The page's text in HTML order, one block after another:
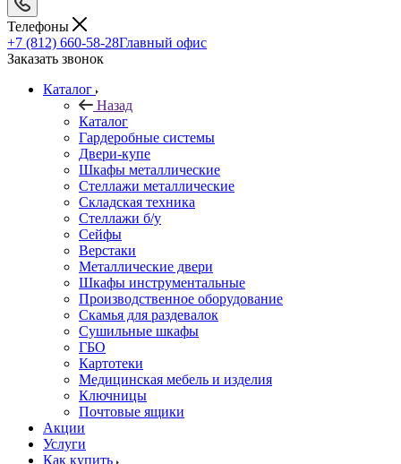
Телефоны
+7 (812) 660-58-28Главный офис
Заказать звонок
Каталог
Назад
Каталог
Гардеробные системы
Двери-купе
Шкафы металлические
Стеллажи металлические
Складская техника
Стеллажи б/у
Сейфы
Верстаки
Металлические двери
Шкафы инструментальные
Производственное оборудование
Скамья для раздевалок
Сушильные шкафы
ГБО
Картотеки
Медицинская мебель и изделия
Ключницы
Почтовые ящики
Акции
Услуги
Как купить